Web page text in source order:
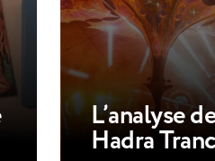
L’analyse
Hadra